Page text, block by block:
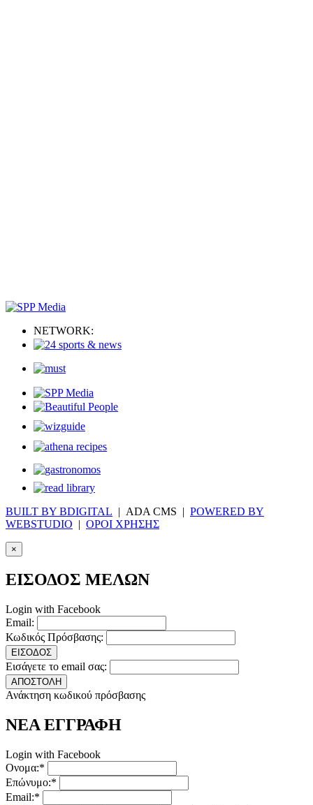
NETWORK:
BUILT BY BDIGITAL | ADA CMS | POWERED BY
WEBSTUDIO | ΟΡΟΙ ΧΡΗΣΗΣ
×
ΕΙΣΟΔΟΣ ΜΕΛΩΝ
Login with Facebook
Email:
Κωδικός Πρόσβασης:
ΕΙΣΟΔΟΣ
Εισάγετε το email σας:
ΑΠΟΣΤΟΛΗ
Ανάκτηση κωδικού πρόσβασης
ΝΕΑ ΕΓΓΡΑΦΗ
Login with Facebook
Ονομα:*
Επώνυμο:*
Email:*